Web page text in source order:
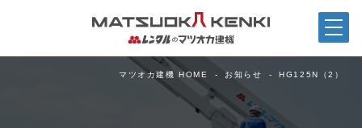
マツオカ建機 HOME お知らせ HG125N（2）